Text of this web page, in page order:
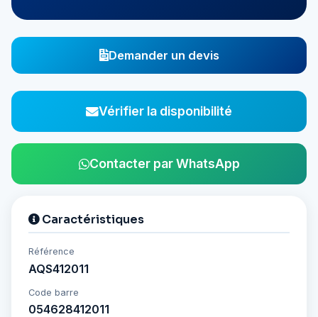
Demander un devis
Vérifier la disponibilité
Contacter par WhatsApp
Caractéristiques
Référence
AQS412011
Code barre
054628412011